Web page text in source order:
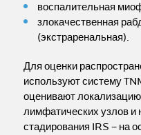
воспалительная
злокачественная
(экстраренальная).
Для оценки
используют систему
оценивают
лимфатических узлов и
стадирования IRS – на